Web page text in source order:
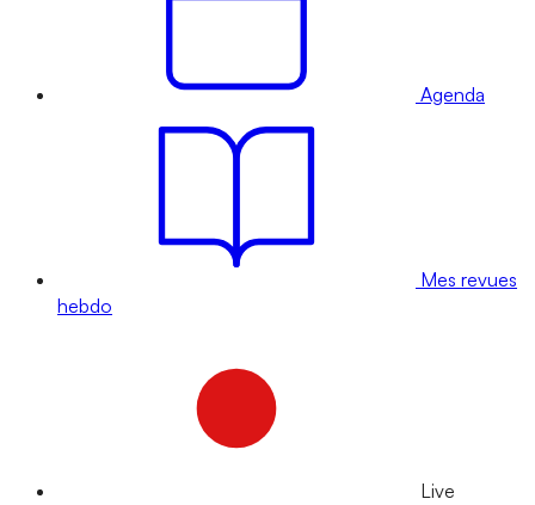
Agenda
Mes revues
hebdo
Live